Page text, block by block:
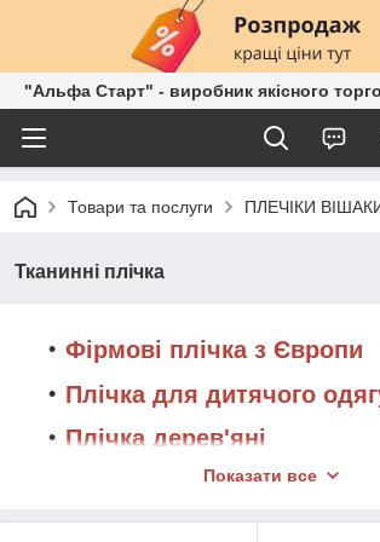
"Альфа Старт" - виробник якісного
Товари та послуги ПЛЕЧІКИ
Тканинні плічка
Фірмові плічка з Європи
Плічка для дитячого
Плічка дерев'яні
Металеві плічка
Пластмасові вішаки
Показати все